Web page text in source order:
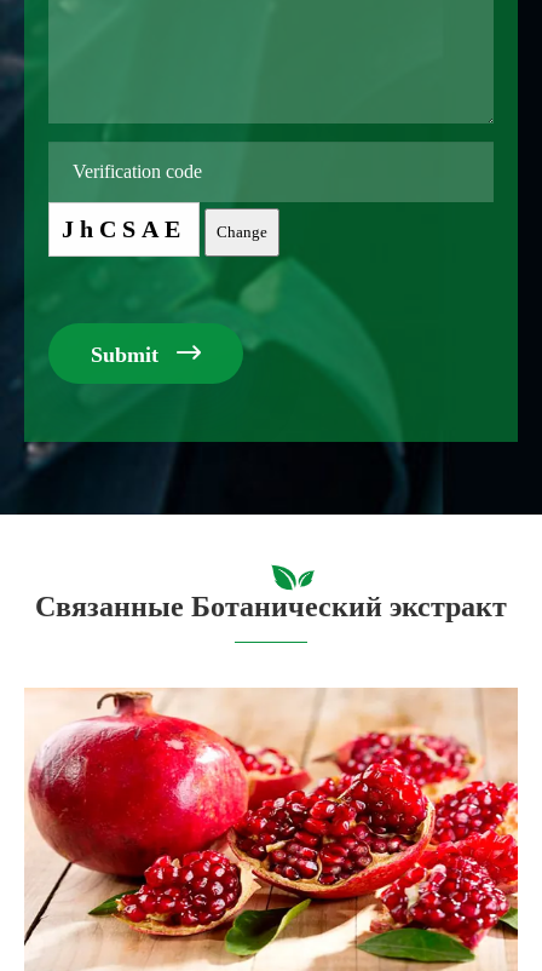
JhCSAE Change
Submit 
Связанные Ботанический экстракт